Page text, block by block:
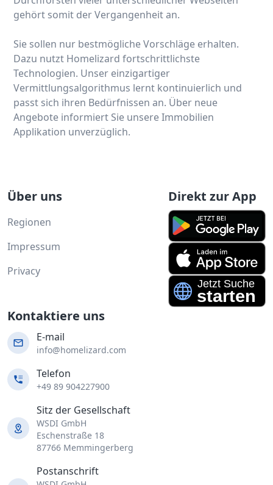
gehört somit der Vergangenheit an.
Sie sollen nur bestmögliche Vorschläge erhalten.
Dazu nutzt Homelizard fortschrittlichste
Technologien. Unser einzigartiger
Vermittlungsalgorithmus lernt kontinuierlich und
passt sich ihren Bedürfnissen an. Über neue
Angebote informiert Sie unsere Immobilien
Applikation unverzüglich.
Über uns
Regionen
Impressum
Privacy
Direkt zur App
Kontaktiere uns
E-mail
info@homelizard.com
Telefon
+49 89 904227900
Sitz der Gesellschaft
WSDI GmbH
Eschenstraße 18
87766 Memmingerberg
Postanschrift